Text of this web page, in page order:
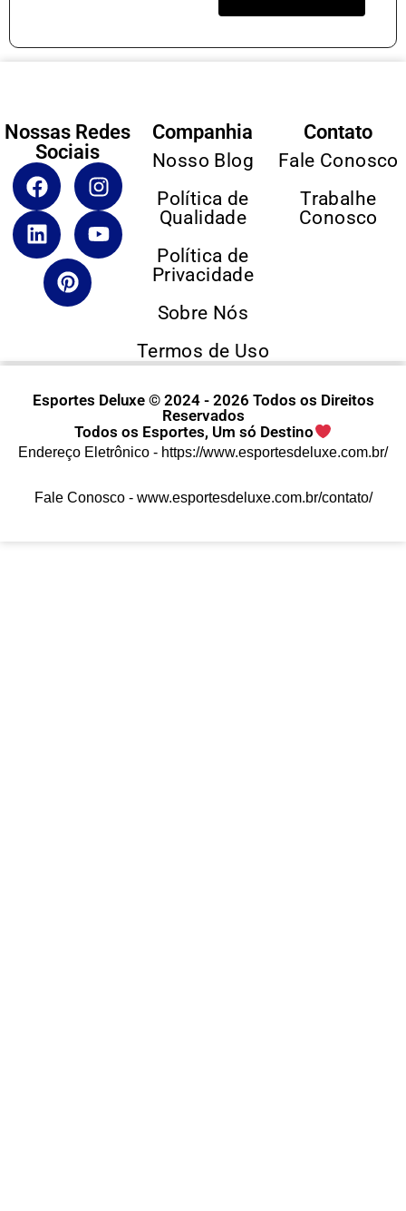
Nossas Redes
Sociais
Companhia
Nosso Blog
Política de
Qualidade
Política de
Privacidade
Sobre Nós
Termos de Uso
Contato
Fale Conosco
Trabalhe
Conosco
Esportes Deluxe © 2024 - 2026 Todos os Direitos
Reservados
Todos os Esportes, Um só Destino
Endereço Eletrônico - https://www.esportesdeluxe.com.br/
Fale Conosco - www.esportesdeluxe.com.br/contato/